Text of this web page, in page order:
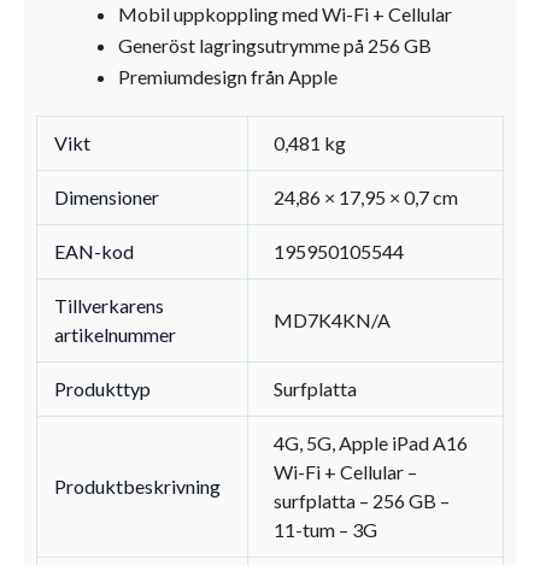
Mobil uppkoppling med Wi-Fi + Cellular
Generöst lagringsutrymme på 256 GB
Premiumdesign från Apple
Vikt 0,481 kg
Dimensioner 24,86 × 17,95 × 0,7 cm
EAN-kod 195950105544
Tillverkarens
artikelnummer
MD7K4KN/A
Produkttyp Surfplatta
Produktbeskrivning
4G, 5G, Apple iPad A16
Wi-Fi + Cellular –
surfplatta – 256 GB –
11-tum – 3G